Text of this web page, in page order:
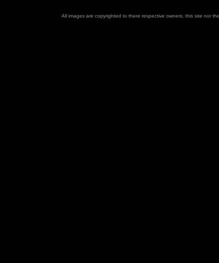
All images are copyrighted to there respective owners, this site nor